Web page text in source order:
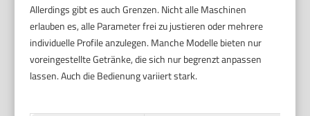
Allerdings gibt es auch Grenzen. Nicht alle Maschinen
erlauben es, alle Parameter frei zu justieren oder mehrere
individuelle Profile anzulegen. Manche Modelle bieten nur
voreingestellte Getränke, die sich nur begrenzt anpassen
lassen. Auch die Bedienung variiert stark.